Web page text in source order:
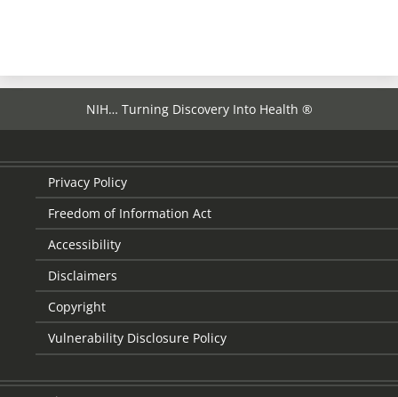
NIH… Turning Discovery Into Health ®
Privacy Policy
Freedom of Information Act
Accessibility
Disclaimers
Copyright
Vulnerability Disclosure Policy